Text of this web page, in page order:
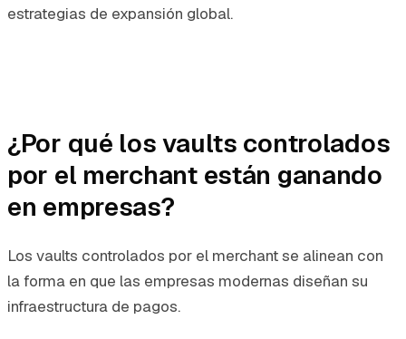
estrategias de expansión global.
¿Por qué los vaults controlados
por el merchant están ganando
en empresas?
Los vaults controlados por el merchant se alinean con
la forma en que las empresas modernas diseñan su
infraestructura de pagos.